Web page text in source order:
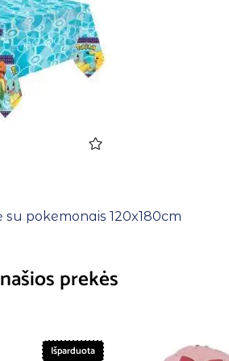
pokemonais 120x180cm
prekės
Išparduota